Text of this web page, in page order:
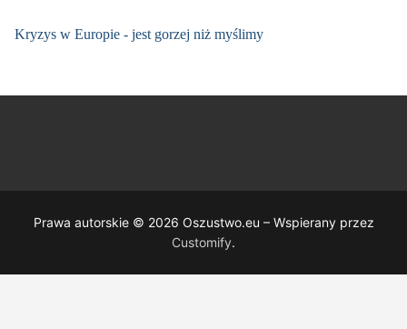
Kryzys w Europie - jest gorzej niż myślimy
Prawa autorskie © 2026 Oszustwo.eu – Wspierany przez
Customify.